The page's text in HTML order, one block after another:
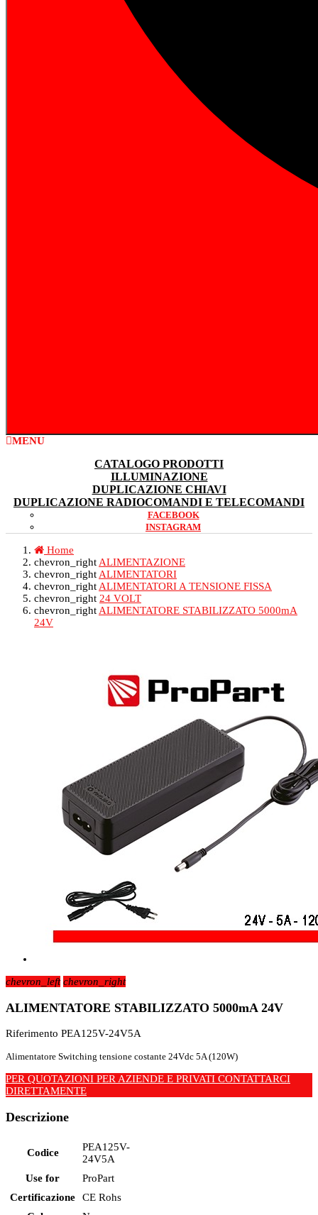
MENU
CATALOGO PRODOTTI
ILLUMINAZIONE
DUPLICAZIONE CHIAVI
DUPLICAZIONE RADIOCOMANDI E TELECOMANDI
FACEBOOK
INSTAGRAM
Home
chevron_rightALIMENTAZIONE
chevron_rightALIMENTATORI
chevron_rightALIMENTATORI A TENSIONE FISSA
chevron_right 24 VOLT
chevron_rightALIMENTATORE STABILIZZATO 5000mA
24V
chevron_left chevron_right
ALIMENTATORE STABILIZZATO 5000mA 24V
Riferimento PEA125V-24V5A
Alimentatore Switching tensione costante 24Vdc 5A (120W)
PER QUOTAZIONI PER AZIENDE E PRIVATI CONTATTARCI
DIRETTAMENTE
Descrizione
Codice
PEA125V-
24V5A
Use for
ProPart
Certificazione
CE Rohs